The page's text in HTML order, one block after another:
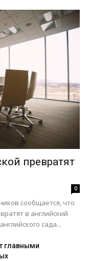
превратят
0
сообщается, что
в английский
сада...
главными